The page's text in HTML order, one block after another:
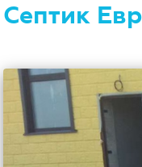
Септик